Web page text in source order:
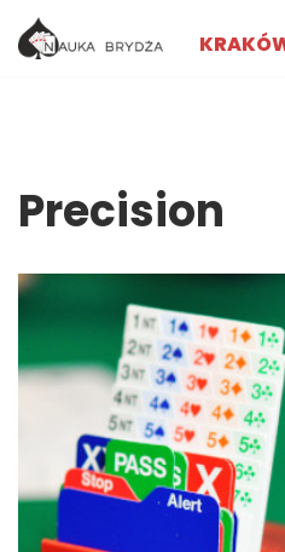
Przejdź
Precision